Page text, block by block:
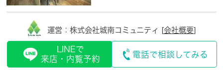
LINEで
来店・内覧予約
電話で相談してみる
運営：株式会社城南コミュニティ [会社概要]
© Copyright Jonan Community, Inc. All right reserved.